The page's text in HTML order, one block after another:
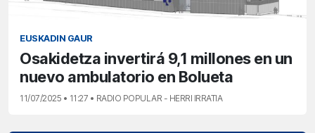
EUSKADIN GAUR
Osakidetza invertirá 9,1 millones en un
nuevo ambulatorio en Bolueta
11/07/2025 • 11:27 • RADIO POPULAR - HERRI IRRATIA